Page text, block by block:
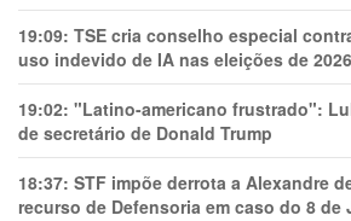
19:09: TSE cria conselho especial
uso indevido de IA nas eleições de 2026
19:02: "Latino-americano frustrado":
de secretário de Donald Trump
18:37: STF impõe derrota a Alexandre
recurso de Defensoria em caso do 8 de